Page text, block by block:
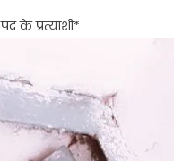
*मिथिलेश
सकते
नपा
पसान
के प्रत्याशी*